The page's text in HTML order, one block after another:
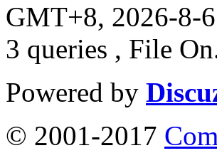
GMT+8, 2026-8-
3 queries , File
Powered by
© 2001-2017